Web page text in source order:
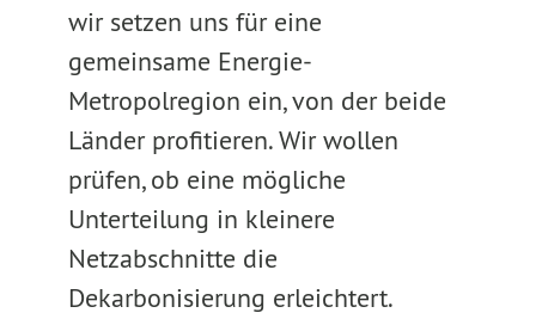
wir setzen uns für eine
gemeinsame Energie-
Metropolregion ein, von der beide
Länder profitieren. Wir wollen
prüfen, ob eine mögliche
Unterteilung in kleinere
Netzabschnitte die
Dekarbonisierung erleichtert.